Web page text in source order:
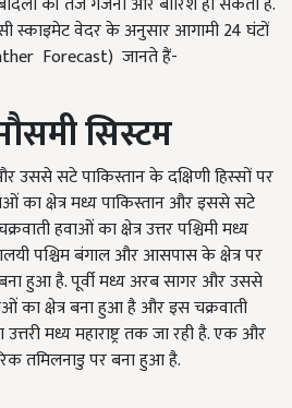
स्काइमेट वेदर के अनुसार आगामी 24 घंटों
Forecast) जानते हैं-
सिस्टम
उससे सटे पाकिस्तान के दक्षिणी हिस्सों पर
का क्षेत्र मध्य पाकिस्तान और इससे सटे
हवाओं का क्षेत्र उत्तर पश्चिमी मध्य
पश्चिम बंगाल और आसपास के क्षेत्र पर
हुआ है. पूर्वी मध्य अरब सागर और उससे
का क्षेत्र बना हुआ है और इस चक्रवाती
मध्य महाराष्ट्र तक जा रही है. एक और
तमिलनाडु पर बना हुआ है.